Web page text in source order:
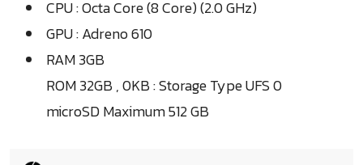
CPU : Octa Core (8 Core) (2.0 GHz)
GPU : Adreno 610
RAM 3GB
ROM 32GB , 0KB : Storage Type UFS 0
microSD Maximum 512 GB